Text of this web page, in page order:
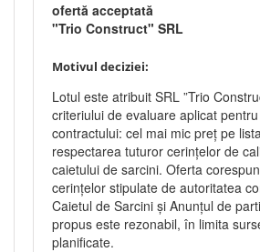
ofertă acceptată
"Trio Construct" SRL
Motivul deciziei:
Lotul este atribuit SRL ”Trio
criteriului de evaluare aplicat
contractului: cel mai mic preț pe
respectarea tuturor cerințelor de
caietului de sarcini. Oferta
cerințelor stipulate de autoritatea
Caietul de Sarcini și Anunțul de
propus este rezonabil, în limita
planificate.